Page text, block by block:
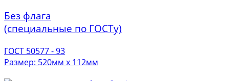
Без флага
(специальные по ГОСТу)
ГОСТ 50577 - 93
Размер: 520мм х 112мм